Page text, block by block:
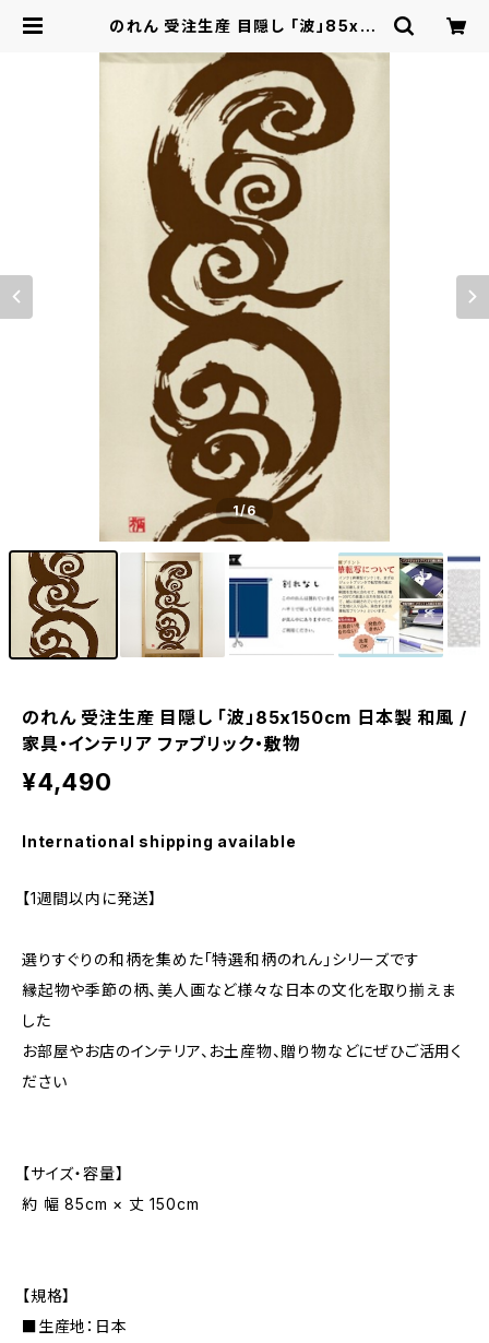
のれん 受注生産 目隠し 「波」85x15
ファブリック・敷物 | ロシナンテ！オン
ライン - 総合ショッピングサイト -
1/6
のれん 受注生産 目隠し 「波」85x150cm 日本製 和風 /
家具・インテリア ファブリック・敷物
¥4,490
International shipping available
【1週間以内に発送】
選りすぐりの和柄を集めた「特選和柄のれん」シリーズです
縁起物や季節の柄、美人画など様々な日本の文化を取り揃えま
した
お部屋やお店のインテリア、お土産物、贈り物などにぜひご活用く
ださい
【サイズ・容量】
約 幅 85cm × 丈 150cm
【規格】
■生産地：日本